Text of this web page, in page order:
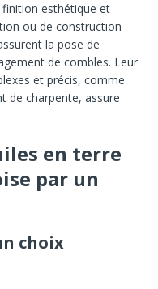
esthétique et
ou de construction
la pose de
de combles. Leur
et précis, comme
de charpente, assure
en terre
par un
choix